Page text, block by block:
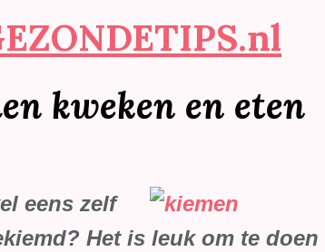
kweken en eten
eens zelf
Het is leuk om te doen